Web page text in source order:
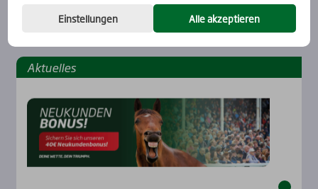
Aktu­el­les
Einstellungen Alle akzeptieren